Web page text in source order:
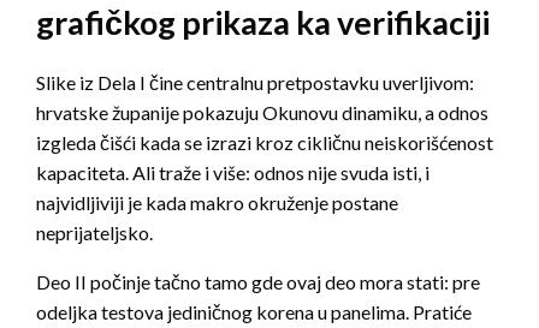
grafičkog prikaza ka verifikaciji
Slike iz Dela I čine centralnu pretpostavku uverljivom:
hrvatske županije pokazuju Okunovu dinamiku, a odnos
izgleda čišći kada se izrazi kroz cikličnu neiskorišćenost
kapaciteta. Ali traže i više: odnos nije svuda isti, i
najvidljiviji je kada makro okruženje postane
neprijateljsko.
Deo II počinje tačno tamo gde ovaj deo mora stati: pre
odeljka testova jediničnog korena u panelima. Pratiće